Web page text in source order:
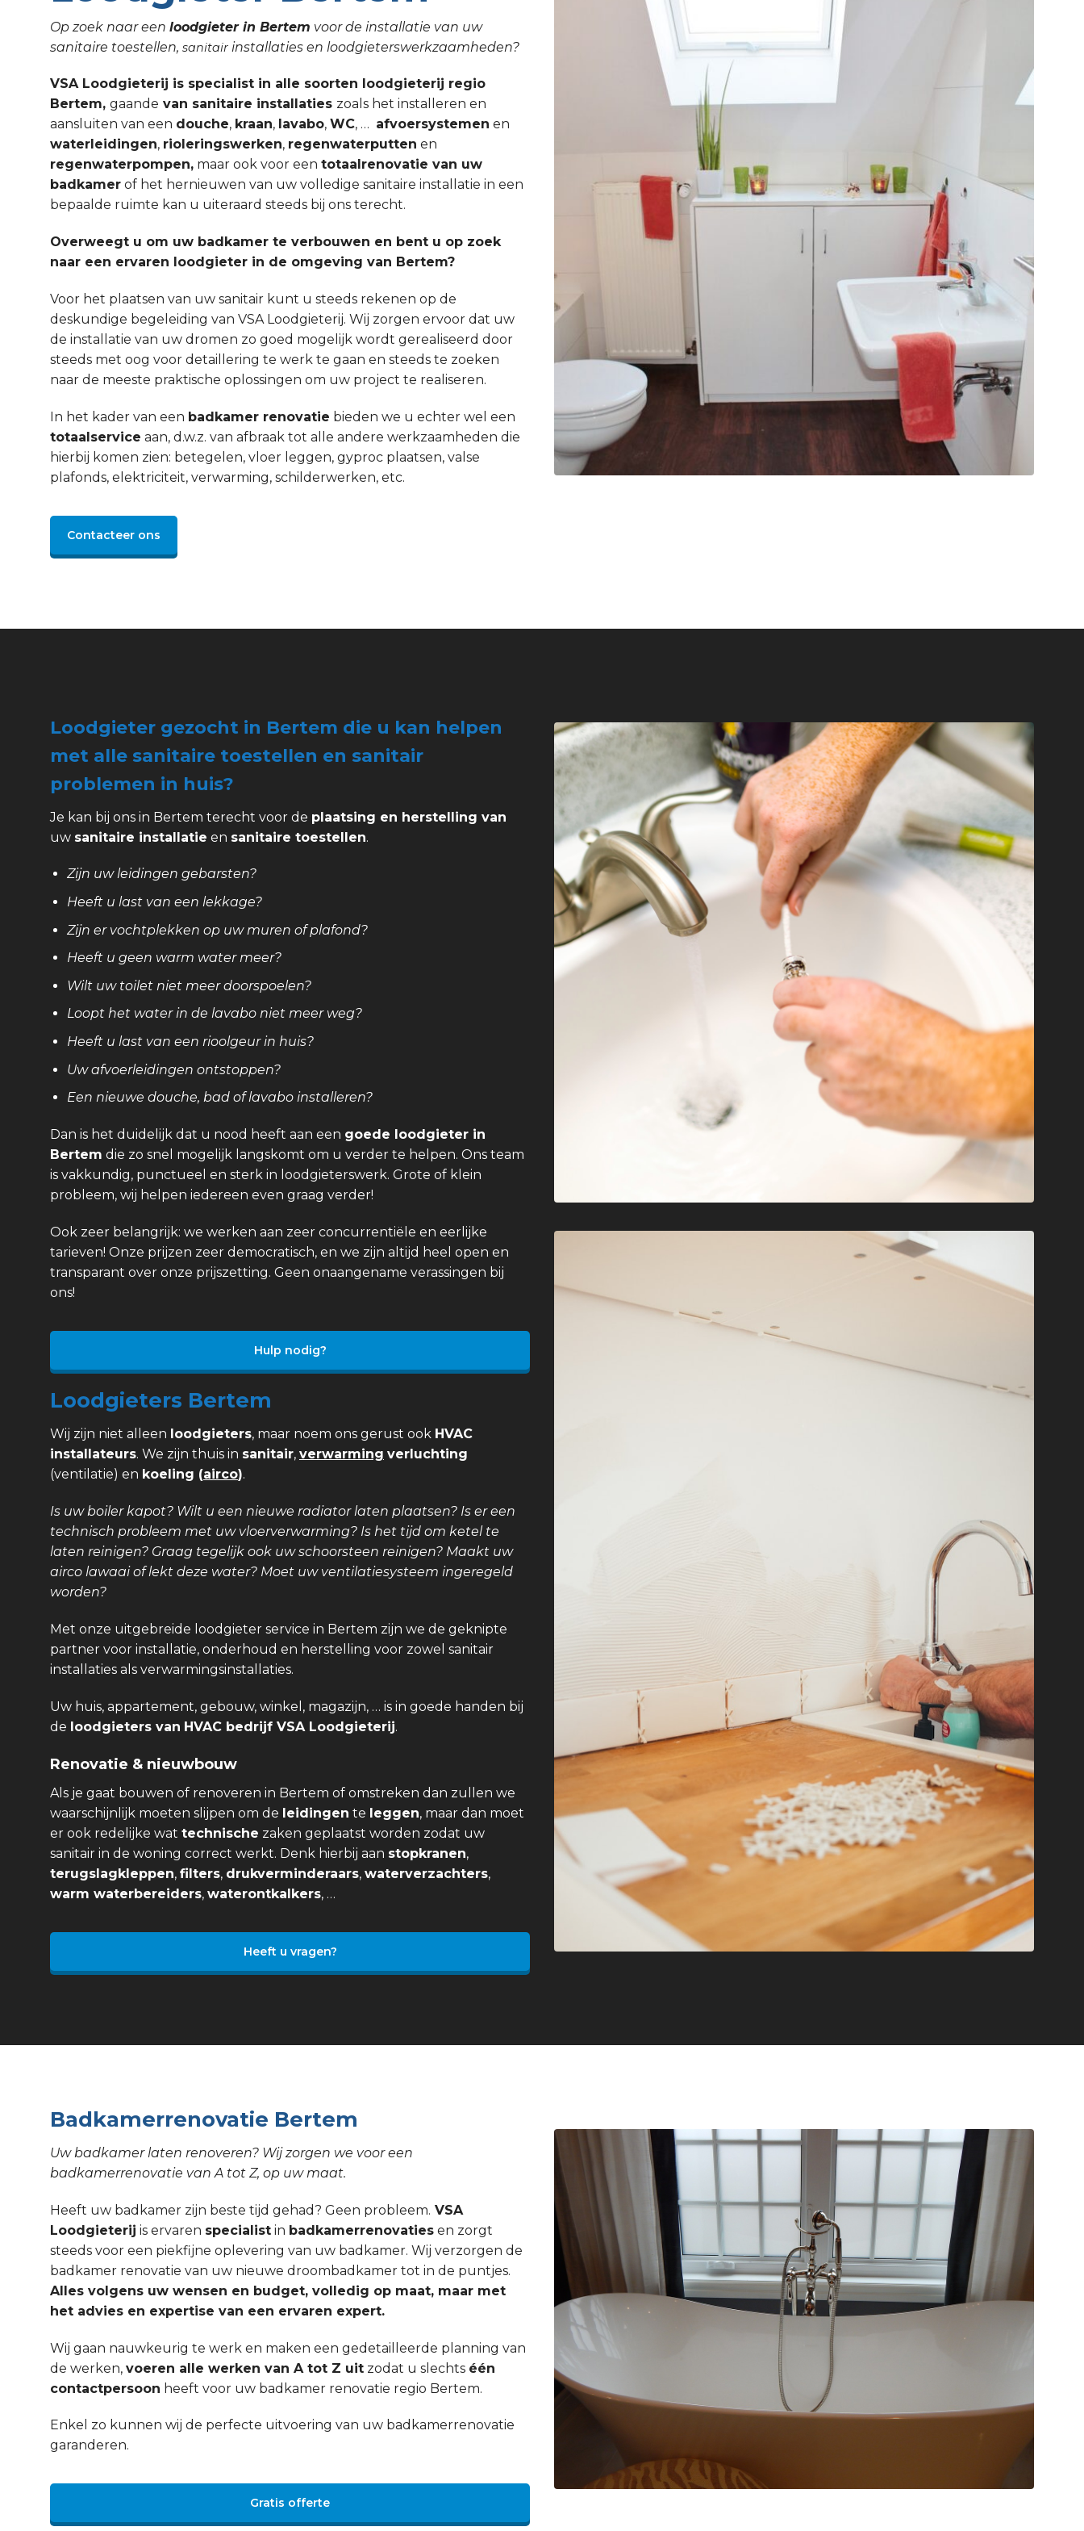
Op zoek naar een loodgieter in Bertem voor de installatie van uw
sanitaire toestellen, sanitair installaties en loodgieterswerkzaamheden?
VSA Loodgieterij is specialist in alle soorten loodgieterij regio
Bertem, gaande van sanitaire installaties zoals het installeren en
aansluiten van een douche, kraan, lavabo, WC, … afvoersystemen en
waterleidingen, rioleringswerken, regenwaterputten en
regenwaterpompen, maar ook voor een totaalrenovatie van uw
badkamer of het hernieuwen van uw volledige sanitaire installatie in een
bepaalde ruimte kan u uiteraard steeds bij ons terecht.
Overweegt u om uw badkamer te verbouwen en bent u op zoek
naar een ervaren loodgieter in de omgeving van Bertem?
Voor het plaatsen van uw sanitair kunt u steeds rekenen op de
deskundige begeleiding van VSA Loodgieterij. Wij zorgen ervoor dat uw
de installatie van uw dromen zo goed mogelijk wordt gerealiseerd door
steeds met oog voor detaillering te werk te gaan en steeds te zoeken
naar de meeste praktische oplossingen om uw project te realiseren.
In het kader van een badkamer renovatie bieden we u echter wel een
totaalservice aan, d.w.z. van afbraak tot alle andere werkzaamheden die
hierbij komen zien: betegelen, vloer leggen, gyproc plaatsen, valse
plafonds, elektriciteit, verwarming, schilderwerken, etc.
Contacteer ons
Loodgieter gezocht in Bertem die u kan helpen
met alle sanitaire toestellen en sanitair
problemen in huis?
Je kan bij ons in Bertem terecht voor de plaatsing en herstelling van
uw sanitaire installatie en sanitaire toestellen.
Zijn uw leidingen gebarsten?
Heeft u last van een lekkage?
Zijn er vochtplekken op uw muren of plafond?
Heeft u geen warm water meer?
Wilt uw toilet niet meer doorspoelen?
Loopt het water in de lavabo niet meer weg?
Heeft u last van een rioolgeur in huis?
Uw afvoerleidingen ontstoppen?
Een nieuwe douche, bad of lavabo installeren?
Dan is het duidelijk dat u nood heeft aan een goede loodgieter in
Bertem die zo snel mogelijk langskomt om u verder te helpen. Ons team
is vakkundig, punctueel en sterk in loodgieterswerk. Grote of klein
probleem, wij helpen iedereen even graag verder!
Ook zeer belangrijk: we werken aan zeer concurrentiële en eerlijke
tarieven! Onze prijzen zeer democratisch, en we zijn altijd heel open en
transparant over onze prijszetting. Geen onaangename verassingen bij
ons!
Hulp nodig?
Loodgieters Bertem
Wij zijn niet alleen loodgieters, maar noem ons gerust ook HVAC
installateurs. We zijn thuis in sanitair, verwarming verluchting
(ventilatie) en koeling (airco).
Is uw boiler kapot? Wilt u een nieuwe radiator laten plaatsen? Is er een
technisch probleem met uw vloerverwarming? Is het tijd om ketel te
laten reinigen? Graag tegelijk ook uw schoorsteen reinigen? Maakt uw
airco lawaai of lekt deze water? Moet uw ventilatiesysteem ingeregeld
worden?
Met onze uitgebreide loodgieter service in Bertem zijn we de geknipte
partner voor installatie, onderhoud en herstelling voor zowel sanitair
installaties als verwarmingsinstallaties.
Uw huis, appartement, gebouw, winkel, magazijn, … is in goede handen bij
de loodgieters van HVAC bedrijf VSA Loodgieterij.
Renovatie & nieuwbouw
Als je gaat bouwen of renoveren in Bertem of omstreken dan zullen we
waarschijnlijk moeten slijpen om de leidingen te leggen, maar dan moet
er ook redelijke wat technische zaken geplaatst worden zodat uw
sanitair in de woning correct werkt. Denk hierbij aan stopkranen,
terugslagkleppen, filters, drukverminderaars, waterverzachters,
warm waterbereiders, waterontkalkers, …
Heeft u vragen?
Badkamerrenovatie Bertem
Uw badkamer laten renoveren? Wij zorgen we voor een
badkamerrenovatie van A tot Z, op uw maat.
Heeft uw badkamer zijn beste tijd gehad? Geen probleem. VSA
Loodgieterij is ervaren specialist in badkamerrenovaties en zorgt
steeds voor een piekfijne oplevering van uw badkamer. Wij verzorgen de
badkamer renovatie van uw nieuwe droombadkamer tot in de puntjes.
Alles volgens uw wensen en budget, volledig op maat, maar met
het advies en expertise van een ervaren expert.
Wij gaan nauwkeurig te werk en maken een gedetailleerde planning van
de werken, voeren alle werken van A tot Z uit zodat u slechts één
contactpersoon heeft voor uw badkamer renovatie regio Bertem.
Enkel zo kunnen wij de perfecte uitvoering van uw badkamerrenovatie
garanderen.
Gratis offerte